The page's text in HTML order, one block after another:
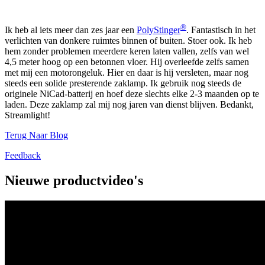
Ik heb al iets meer dan zes jaar een PolyStinger®. Fantastisch in het
verlichten van donkere ruimtes binnen of buiten. Stoer ook. Ik heb
hem zonder problemen meerdere keren laten vallen, zelfs van wel
4,5 meter hoog op een betonnen vloer. Hij overleefde zelfs samen
met mij een motorongeluk. Hier en daar is hij versleten, maar nog
steeds een solide presterende zaklamp. Ik gebruik nog steeds de
originele NiCad-batterij en hoef deze slechts elke 2-3 maanden op te
laden. Deze zaklamp zal mij nog jaren van dienst blijven. Bedankt,
Streamlight!
Terug Naar Blog
Feedback
Nieuwe productvideo's